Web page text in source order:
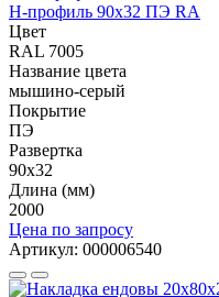
Н-профиль 90x32 ПЭ RA
Цвет
RAL 7005
Название цвета
мышино-серый
Покрытие
ПЭ
Развертка
90x32
Длина (мм)
2000
Цена по запросу
Артикул: 000006540